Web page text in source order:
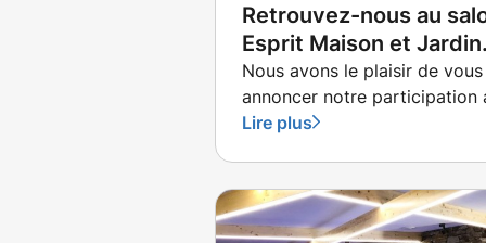
Retrouvez-nous au
Esprit Maison et Jardin
de Rennes !
Nous avons le plaisir de vous
annoncer notre participation
salon Esprit Maison et Jardin,
Expositions de Rennes.
Lire plus